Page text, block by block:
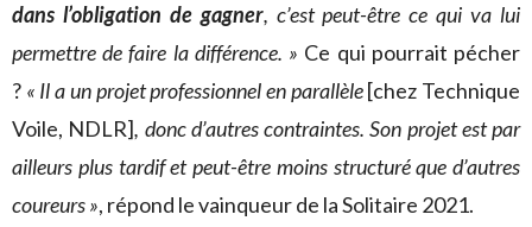
dans l’obligation de gagner, c’est peut-être ce qui va lui
permettre de faire la différence. » Ce qui pourrait pécher
? « Il a un projet professionnel en parallèle[chez Technique
Voile, NDLR], donc d’autres contraintes. Son projet est par
ailleurs plus tardif et peut-être moins structuré que d’autres
coureurs », répond le vainqueur de la Solitaire 2021.